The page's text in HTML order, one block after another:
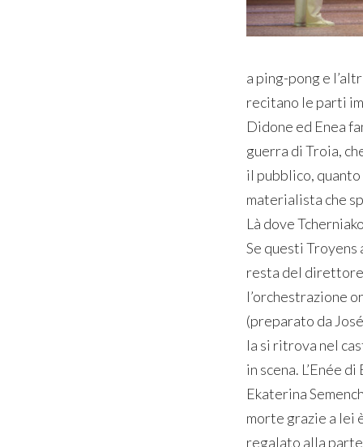
a ping-pong e
recitano le parti
Didone ed Enea
guerra di Troia,
il pubblico,
materialista che
Là dove
Se questi
resta del direttore
l’orchestrazione
(preparato da
la si ritrova nel
in scena. L’Enée
Ekaterina
morte grazie a lei
regalato alla